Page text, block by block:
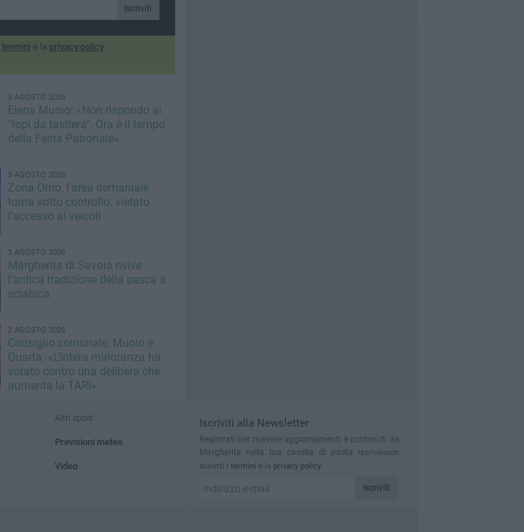
Iscriviti
termini e la privacy policy
5 AGOSTO 2026
Elena Muoio: «Non rispondo ai
"topi da tastiera". Ora è il tempo
della Festa Patronale»
3 AGOSTO 2026
Zona Orno, l’area demaniale
torna sotto controllo: vietato
l’accesso ai veicoli
3 AGOSTO 2026
Margherita di Savoia rivive
l’antica tradizione della pesca a
sciabica
2 AGOSTO 2026
Consiglio comunale, Muoio e
Quarta: «L’intera minoranza ha
votato contro una delibera che
aumenta la TARI»
Altri sport
Previsioni meteo
Video
Iscriviti alla Newsletter
Registrati per ricevere aggiornamenti e contenuti da
Margherita nella tua casella di posta
Iscrivendoti
accetti i termini e la privacy policy
Iscriviti